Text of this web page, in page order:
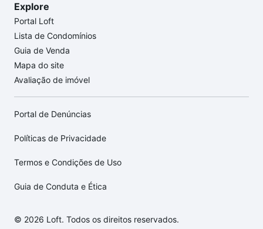
Explore
Portal Loft
Lista de Condomínios
Guia de Venda
Mapa do site
Avaliação de imóvel
Portal de Denúncias
Políticas de Privacidade
Termos e Condições de Uso
Guia de Conduta e Ética
© 2026 Loft. Todos os direitos reservados.